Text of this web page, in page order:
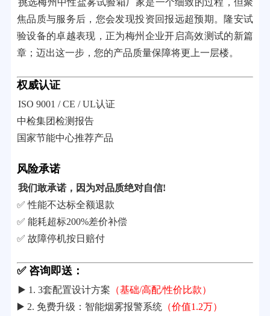
挑选梅州中性盐雾试验箱厂家是一个细致的过程，但聚
焦品质与服务后，您会发现投资回报远超预期。隆安试
验设备的卓越表现，正为梅州企业开启高效测试的新篇
章；迈出这一步，您的产品质量保障将更上一层楼。
权威认证
ISO 9001 / CE / UL认证
中检集团检测报告
国家节能中心推荐产品
风险承诺
我们敢承诺，因为对品质绝对自信!
✅ 性能不达标全额退款
✅ 能耗超标200%差价补偿
✅ 故障停机按日赔付
✅ 咨询即送：
▶️ 1. 3套配置设计方案 （基础/高配/性价比款）
▶️ 2. 免费升级：智能烟雾报警系统（价值1.2万）